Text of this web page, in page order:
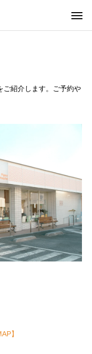
ご紹介します。ご予約や
】